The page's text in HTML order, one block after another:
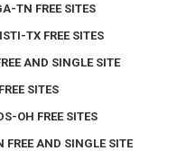
TN FREE SITES
TX FREE SITES
AND SINGLE SITE
SITES
OH FREE SITES
AND SINGLE SITE